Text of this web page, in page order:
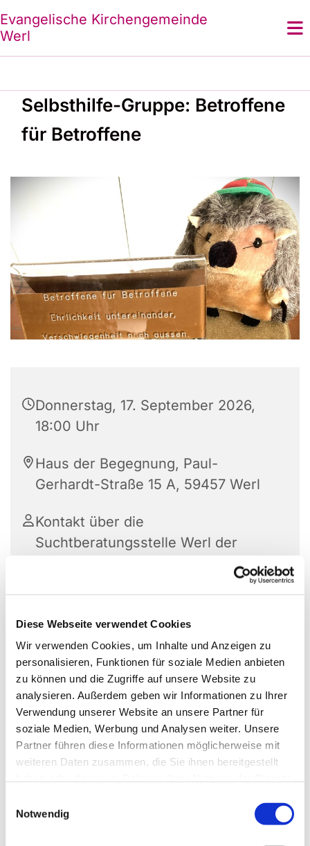
Diese Webseite verwendet Cookies
Wir verwenden Cookies, um Inhalte und Anzeigen zu
personalisieren, Funktionen für soziale Medien anbieten
zu können und die Zugriffe auf unsere Website zu
analysieren. Außerdem geben wir Informationen zu Ihrer
Verwendung unserer Website an unsere Partner für
soziale Medien, Werbung und Analysen weiter. Unsere
Partner führen diese Informationen möglicherweise mit
weiteren Daten zusammen, die Sie ihnen bereitgestellt
Notwendig
Evangelische Kirchengemeinde
Werl
Selbsthilfe-Gruppe: Betroffene
für Betroffene
Donnerstag, 17. September 2026,
18:00 Uhr
Haus der Begegnung, Paul-
Gerhardt-Straße 15 A, 59457 Werl
Kontakt über die
Suchtberatungsstelle Werl der
Diakonie Ruhr-Hellweg e. V.: 02922